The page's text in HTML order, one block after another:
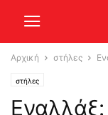
Αρχική στήλες
στήλες
Εναλλάξ: